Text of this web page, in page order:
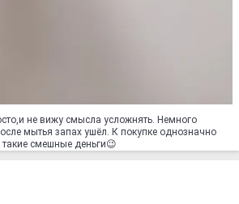
не вижу смысла усложнять. Немного
мытья запах ушёл. К покупке однозначно
смешные деньги😉